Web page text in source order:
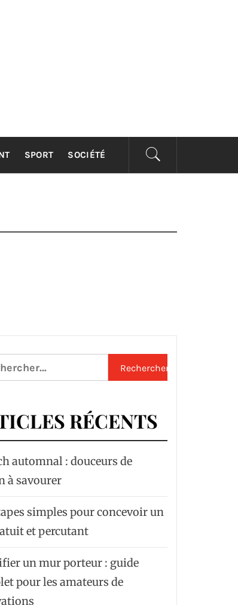
SPORT SOCIÉTÉ
:
RÉCENTS
automnal : douceurs de
à savourer
simples pour concevoir un
et percutant
un mur porteur : guide
pour les amateurs de